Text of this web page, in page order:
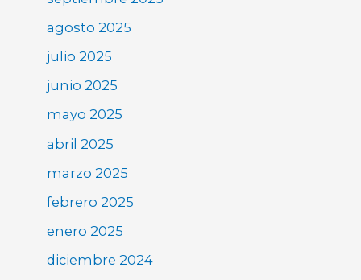
agosto 2025
julio 2025
junio 2025
mayo 2025
abril 2025
marzo 2025
febrero 2025
enero 2025
diciembre 2024